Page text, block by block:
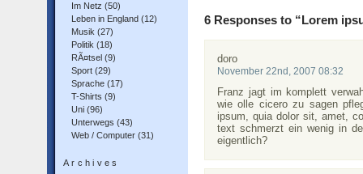
Im Netz (50)
Leben in England (12)
Musik (27)
Politik (18)
RÃ¤tsel (9)
Sport (29)
Sprache (17)
T-Shirts (9)
Uni (96)
Unterwegs (43)
Web / Computer (31)
Archives
6 Responses to “Lorem
doro
November 22nd, 2007 08:32
Franz jagt im komplett
wie olle cicero zu sagen
ipsum, quia dolor sit, amet,
text schmerzt ein wenig in
eigentlich?